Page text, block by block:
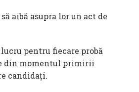
aibă asupra lor un act de
pentru fiecare probă
din momentul primirii
candidați.